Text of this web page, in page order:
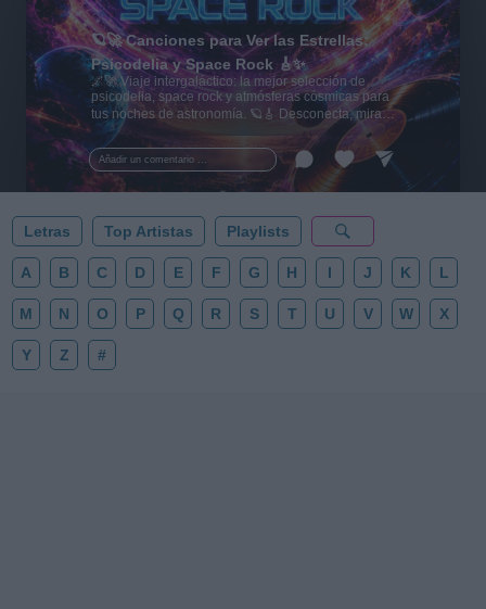
Añadir un comentario ...
🪐🚀 Canciones para Ver las Estrellas:
Psicodelia y Space Rock 🎸✨
🌌🚀 Viaje intergaláctico: la mejor selección de
psicodelia, space rock y atmósferas cósmicas para
tus noches de astronomía. 🪐🎸 Desconecta, mira
al firmamento y siente la gravedad cero. 💾 ¡Guarda
esta colección para tu próxima noche estrellada!
✨⭐
Letras Top Artistas Playlists
A B C D E F G H I J K L
M N O P Q R S T U V W X
Y Z #